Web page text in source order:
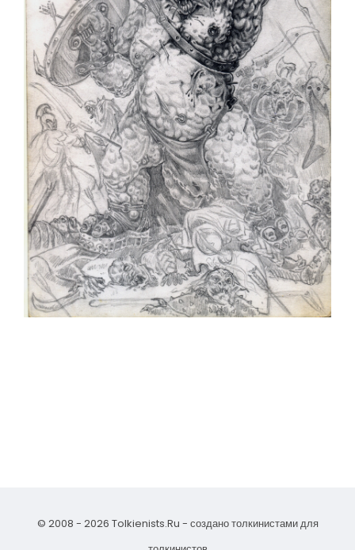
© 2008 - 2026 Tolkienists.Ru - создано толкинистами для